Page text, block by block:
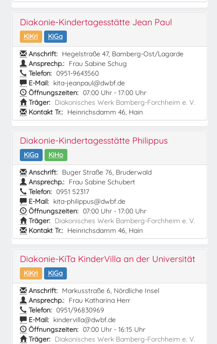
Diakonie-Kindertagesstätte Jean Paul
KiKri
KiGa
Anschrift: Hegelstraße 47, Bamberg-Ost/Lagarde
Ansprechp.: Frau Sabine Schug
Telefon: 0951-9643560
E-Mail: kita-jeanpaul@dwbf.de
Öffnungszeiten: 07:00 Uhr - 17:00 Uhr
Träger: Diakonisches Werk Bamberg-Forchheim e. V.
Kontakt Tr.: Heinrichsdamm 46, Hain
Diakonie-Kindertagesstätte Philippus
KiGa
KiHo
Anschrift: Buger Straße 76, Bruderwald
Ansprechp.: Frau Sabine Schubert
Telefon: 0951 52317
E-Mail: kita-philippus@dwbf.de
Öffnungszeiten: 07:00 Uhr - 17:00 Uhr
Träger: Diakonisches Werk Bamberg-Forchheim e. V.
Kontakt Tr.: Heinrichsdamm 46, Hain
Diakonie-KiTa KinderVilla an der Universität
KiKri
KiGa
Anschrift: Markusstraße 6, Nördliche Insel
Ansprechp.: Frau Katharina Herr
Telefon: 0951/96830969
E-Mail: kindervilla@dwbf.de
Öffnungszeiten: 07:00 Uhr - 16:15 Uhr
Träger: Diakonisches Werk Bamberg-Forchheim e. V.